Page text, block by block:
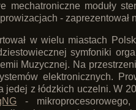
mechatroniczne moduły
-
w wielu miastach
symfoniki
Muzycznej. Na
elektronicznych.
jedej z łódzkich uczelni. W
-